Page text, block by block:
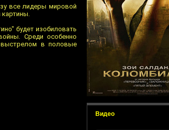
Видео
все лидеры мировой
картины.
будет изобиловать
Среди особенно
выстрелом в половые